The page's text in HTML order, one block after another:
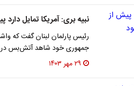
نبیه بری: آمریکا تمایل
رئیس پارلمان لبنان گفت که
جمهوری خود شاهد آتش‌بس در
۲۹ مهر ۱۴۰۳